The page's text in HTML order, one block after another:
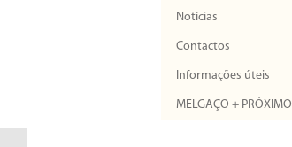
Notícias
Contactos
Informações úteis
MELGAÇO + PRÓXIMO